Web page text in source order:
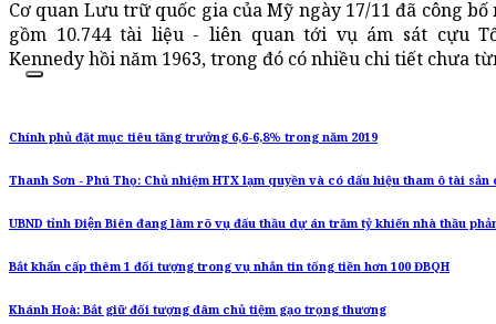
Cơ quan Lưu trữ quốc gia của Mỹ ngày 17/11 đã công
gồm 10.744 tài liệu - liên quan tới vụ ám sát cựu
Kennedy hồi năm 1963, trong đó có nhiều chi tiết chưa
Chính phủ đặt mục tiêu tăng trưởng 6,6-6,8% trong năm 2019
Thanh Sơn - Phú Thọ: Chủ nhiệm HTX lạm quyền và có dấu hiệu tham ô tài sản
UBND tỉnh Điện Biên đang làm rõ vụ đấu thầu dự án trăm tỷ khiến nhà thầu
Bắt khẩn cấp thêm 1 đối tượng trong vụ nhắn tin tống tiền hơn 100 ĐBQH
Khánh Hoà: Bắt giữ đối tượng đâm chủ tiệm gạo trọng thương